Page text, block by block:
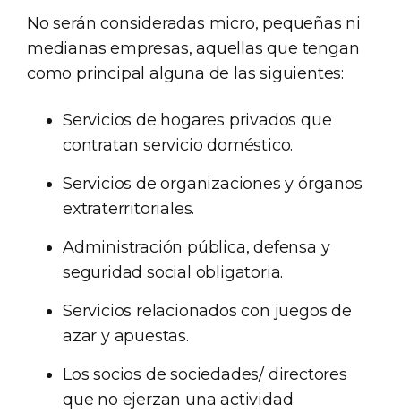
No serán consideradas micro, pequeñas ni
medianas empresas, aquellas que tengan
como principal alguna de las siguientes:
Servicios de hogares privados que
contratan servicio doméstico.
Servicios de organizaciones y órganos
extraterritoriales.
Administración pública, defensa y
seguridad social obligatoria.
Servicios relacionados con juegos de
azar y apuestas.
Los socios de sociedades/ directores
que no ejerzan una actividad